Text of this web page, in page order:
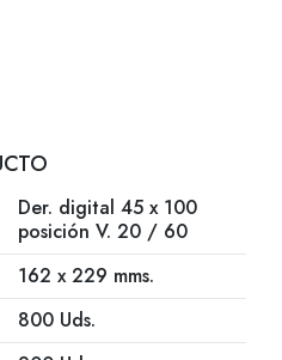
Der. digital 45 x 100
posición V. 20 / 60
162 x 229 mms.
800 Uds.